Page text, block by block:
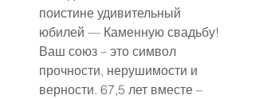
поистине удивительный
юбилей — Каменную свадьбу!
Ваш союз – это символ
прочности, нерушимости и
верности. 67,5 лет вместе –